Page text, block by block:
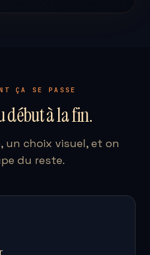
ÇA SE PASSE
début à la fin.
un choix visuel, et on
du reste.